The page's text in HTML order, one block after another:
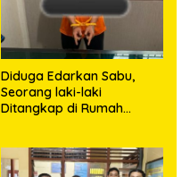
Diduga Edarkan Sabu,
Seorang laki-laki
Ditangkap di Rumah
Puluhan Plastik Klip